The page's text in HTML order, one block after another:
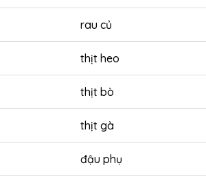
rau củ
thịt heo
thịt bò
thịt gà
đậu phụ